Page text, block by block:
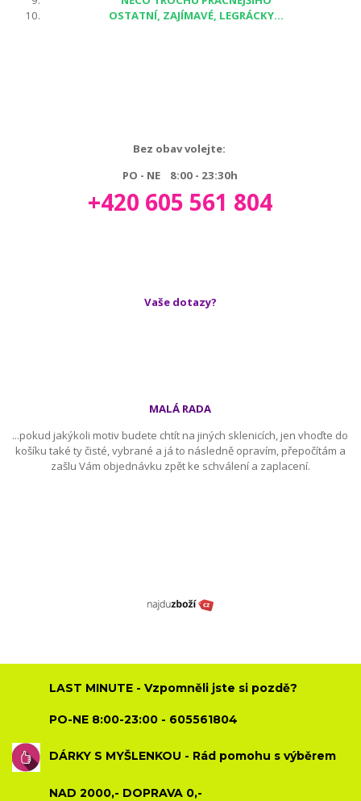
OSTATNÍ, ZAJÍMAVÉ, LEGRÁCKY...
Bez obav volejte:
PO - NE 8:00 - 23:30h
+420 605 561 804
Vaše dotazy?
MALÁ RADA
...pokud jakýkoli motiv budete chtít na jiných sklenicích, jen vhoďte do
košíku také ty čisté, vybrané a já to následně opravím, přepočítám a
zašlu Vám objednávku zpět ke schválení a zaplacení.
LAST MINUTE - Vzpomněli jste si pozdě?
PO-NE 8:00-23:00 - 605561804
DÁRKY S MYŠLENKOU - Rád pomohu s výběrem
NAD 2000,- DOPRAVA 0,-